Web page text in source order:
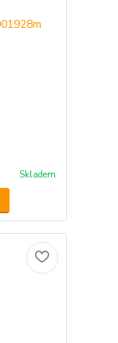
Skladem